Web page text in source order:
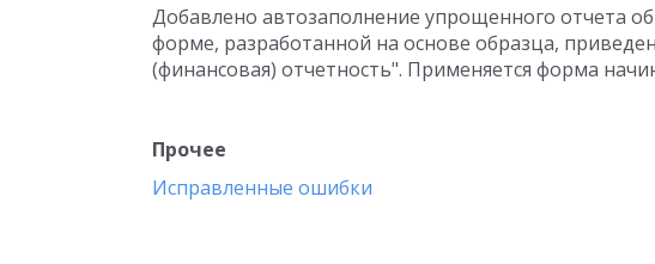
Добавлено автозаполнение упрощенного отчета
форме, разработанной на основе образца,
(финансовая) отчетность". Применяется форма
Прочее
Исправленные ошибки